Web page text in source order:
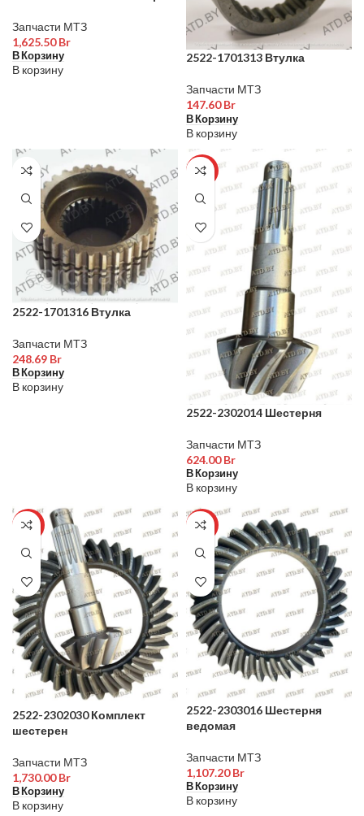
Запчасти МТЗ
1,625.50Br
В Корзину
В корзину
2522-1701313 Втулка
Запчасти МТЗ
147.60Br
В Корзину
В корзину
2522-1701316 Втулка
Запчасти МТЗ
248.69 Br
В Корзину
В корзину
ХИТ
2522-2302014 Шестерня
Запчасти МТЗ
624.00Br
В Корзину
В корзину
ХИТ
2522-2302030 Комплект
шестерен
Запчасти МТЗ
1,730.00Br
В Корзину
В корзину
ХИТ
2522-2303016 Шестерня
ведомая
Запчасти МТЗ
1,107.20Br
В Корзину
В корзину